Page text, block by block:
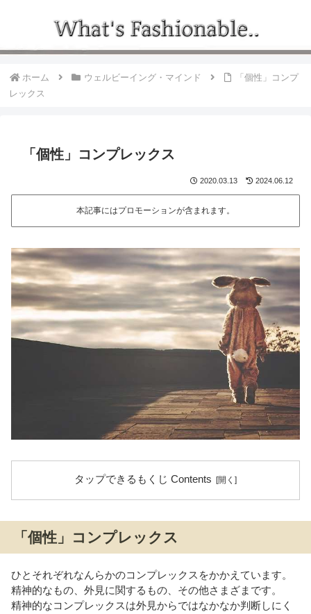
ホーム ウェルビーイング・マインド
「個性」コンプ
レックス
「個性」コンプレックス
2020.03.13 2024.06.12
本記事にはプロモーションが含まれます。
タップできるもくじ Contents
「個性」コンプレックス
ひとそれぞれなんらかのコンプレックスをかかえています。
精神的なもの、外見に関するもの、その他さまざまです。
精神的なコンプレックスは外見からではなかなか判断しにく